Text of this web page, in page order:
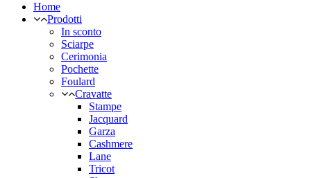
Home
Prodotti
In sconto
Sciarpe
Cerimonia
Pochette
Foulard
Cravatte
Stampe
Jacquard
Garza
Cashmere
Lane
Tricot